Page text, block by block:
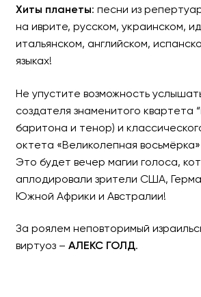
Хиты планеты: песни из
на иврите, русском, украинском,
итальянском, английском,
языках!
Не упустите возможность
создателя знаменитого квартета
баритона и тенор) и
октета «Великолепная
Это будет вечер магии голоса,
аплодировали зрители США,
Южной Африки и Австралии!
За роялем неповторимый
виртуоз – АЛЕКС ГОЛД.